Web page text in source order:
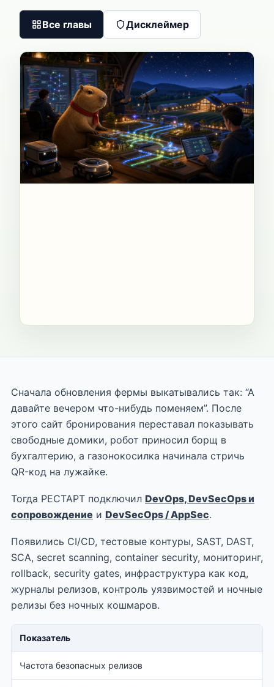
Все главы Дисклеймер
Сначала обновления фермы выкатывались так: “А
давайте вечером что-нибудь поменяем”. После
этого сайт бронирования переставал показывать
свободные домики, робот приносил борщ в
бухгалтерию, а газонокосилка начинала стричь
QR-код на лужайке.
Тогда РЕСТАРТ подключил DevOps, DevSecOps и
сопровождение и DevSecOps / AppSec.
Появились CI/CD, тестовые контуры, SAST, DAST,
SCA, secret scanning, container security, мониторинг,
rollback, security gates, инфраструктура как код,
журналы релизов, контроль уязвимостей и ночные
релизы без ночных кошмаров.
Показатель
Частота безопасных релизов